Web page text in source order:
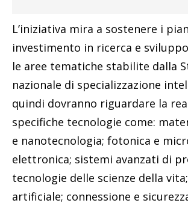
L’iniziativa mira a sostenere i
investimento in ricerca e
le aree tematiche stabilite dalla
nazionale di specializzazione
quindi dovranno riguardare la
specifiche tecnologie come:
e nanotecnologia; fotonica e
elettronica; sistemi avanzati di
tecnologie delle scienze della
artificiale; connessione e